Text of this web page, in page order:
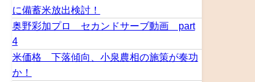
に備蓄米放出検討！
奥野彩加プロ セカンドサーブ動画 part
4
米価格 下落傾向、小泉農相の施策が奏功
か！